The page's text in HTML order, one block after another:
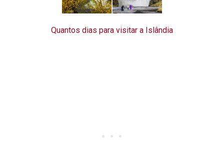
Quantos dias para visitar a Islândia